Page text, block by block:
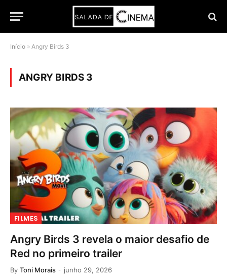
Início » Angry Birds 3
ANGRY BIRDS 3
FILMES
Angry Birds 3 revela o maior desafio de
Red no primeiro trailer
By Toni Morais junho 29, 2026